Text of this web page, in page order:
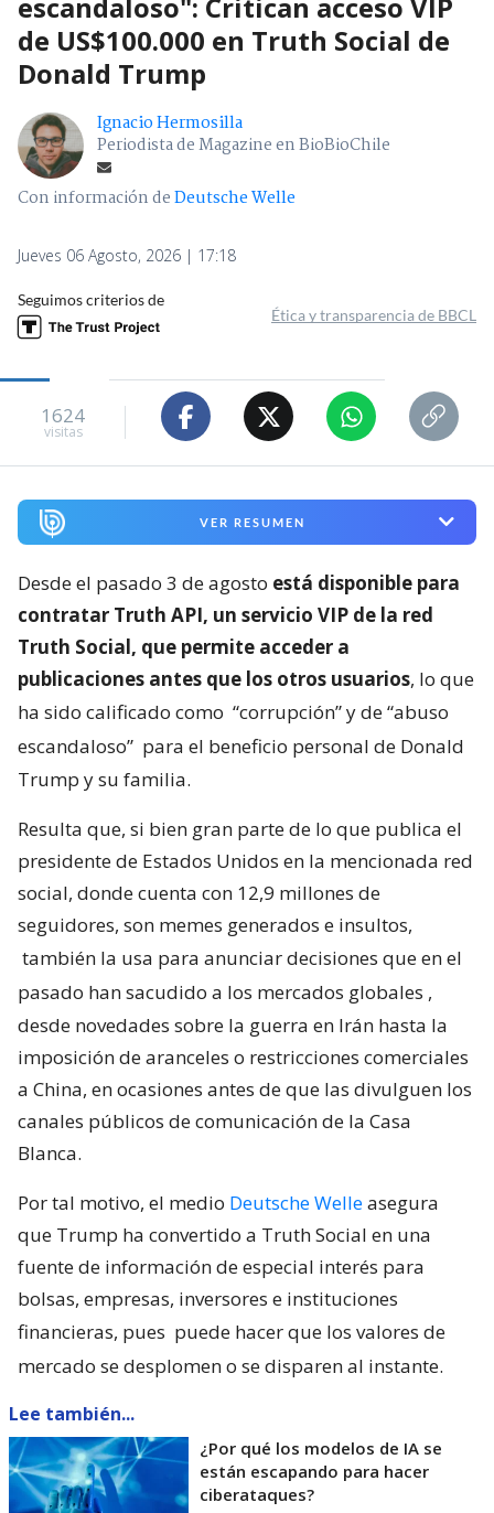
de US$100.000 en Truth Social de
Donald Trump
Ignacio Hermosilla
Periodista de Magazine en BioBioChile
Con información deDeutsche Welle
Jueves 06 Agosto, 2026 | 17:18
Seguimos criterios de
Ética y transparencia de BBCL
1624
visitas
VER RESUMEN
Desde el pasado 3 de agosto está disponible para
contratar Truth API, un servicio VIP de la red
Truth Social, que permite acceder a
publicaciones antes que los otros usuarios, lo que
ha sido calificado como “corrupción” y de “abuso
escandaloso” para el beneficio personal de Donald
Trump y su familia.
Resulta que, si bien gran parte de lo que publica el
presidente de Estados Unidos en la mencionada red
social, donde cuenta con 12,9 millones de
seguidores, son memes generados e insultos,
también la usa para anunciar decisiones que en el
pasado han sacudido a los mercados globales ,
desde novedades sobre la guerra en Irán hasta la
imposición de aranceles o restricciones comerciales
a China, en ocasiones antes de que las divulguen los
canales públicos de comunicación de la Casa
Blanca.
Por tal motivo, el medio Deutsche Welleasegura
que Trump ha convertido a Truth Social en una
fuente de información de especial interés para
bolsas, empresas, inversores e instituciones
financieras, pues puede hacer que los valores de
mercado se desplomen o se disparen al instante.
Lee también...
¿Por qué los modelos de IA se
están escapando para hacer
ciberataques?